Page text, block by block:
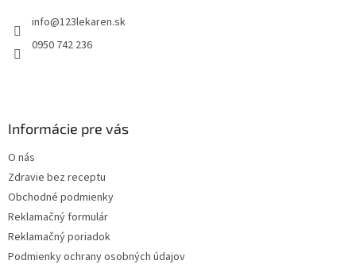
info@123lekaren.sk
0950 742 236
Informácie pre vás
O nás
Zdravie bez receptu
Obchodné podmienky
Reklamačný formulár
Reklamačný poriadok
Podmienky ochrany osobných údajov